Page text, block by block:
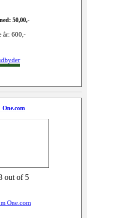
50,00,-
år: 600,-
One.com
out of 5
One.com